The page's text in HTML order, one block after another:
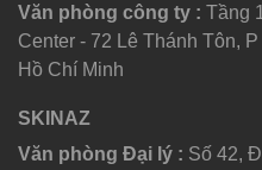
Văn phòng công ty : Tầng
Center - 72 Lê Thánh Tôn,
Hồ Chí Minh
SKINAZ
Văn phòng Đại lý : Số 42,